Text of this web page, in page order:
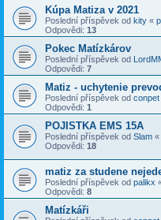
Kúpa Matiza v 2021
Poslední příspěvek od kity «
Odpovědi: 13
Pokec Matízkárov
Poslední příspěvek od
Odpovědi: 7
Matiz - uchytenie
Poslední příspěvek od conpet
Odpovědi: 1
POJISTKA EMS 15A
Poslední příspěvek od Slam «
Odpovědi: 18
matiz za studene
Poslední příspěvek od palikx
Odpovědi: 8
Matízkáři